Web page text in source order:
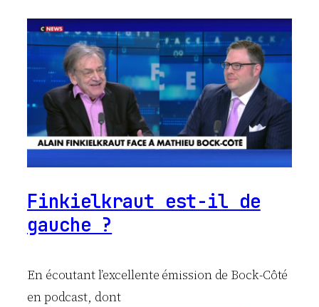
Finkielkraut est-il de
gauche ?
En écoutant l’excellente émission de Bock-Côté
en podcast, dont